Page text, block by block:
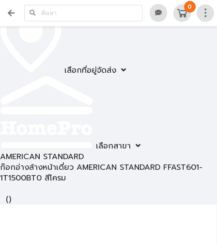
เลือกที่อยู่จัดส่ง
เลือกสาขา
0
AMERICAN STANDARD
ก๊อกอ่างล้างหน้าเดี่ยว AMERICAN STANDARD FFAST601-
1T1500BT0 สีโครม
()